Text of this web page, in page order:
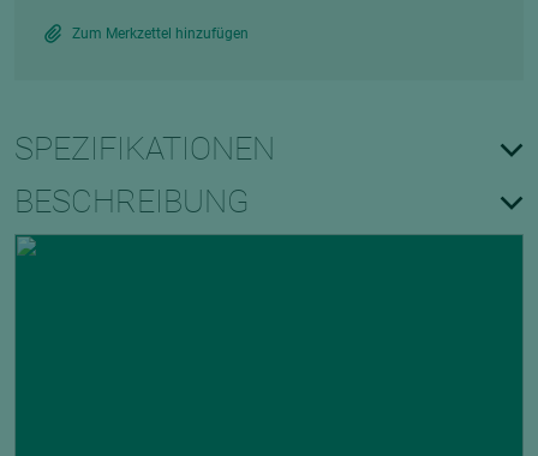
Zum Merkzettel hinzufügen
SPEZIFIKATIONEN
BESCHREIBUNG